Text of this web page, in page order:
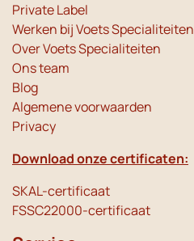
Private Label
Werken bij Voets Specialiteiten
Over Voets Specialiteiten
Ons team
Blog
Algemene voorwaarden
Privacy
Download onze certificaten:
SKAL-certificaat
FSSC22000-certificaat